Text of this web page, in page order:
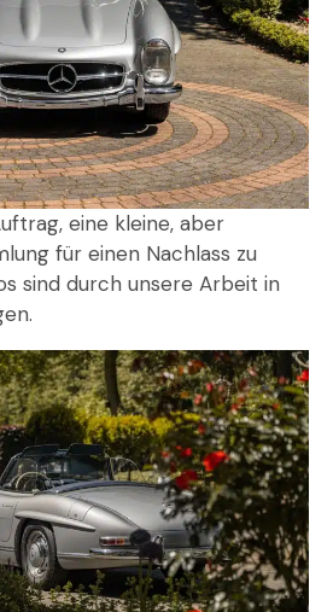
eine kleine, aber
für einen Nachlass zu
sind durch unsere Arbeit in